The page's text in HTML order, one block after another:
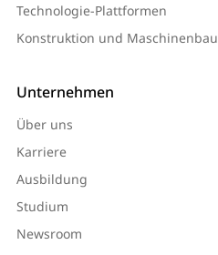
Technologie-Plattformen
Konstruktion und Maschinenbau
Unternehmen
Über uns
Karriere
Ausbildung
Studium
Newsroom